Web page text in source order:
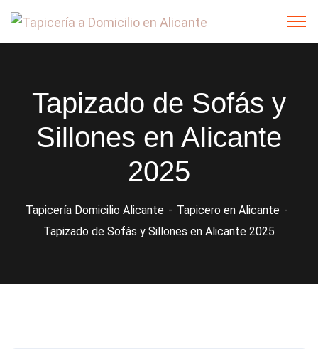
Tapizado de Sofás y
Sillones en Alicante
2025
Tapicería Domicilio Alicante
Tapicero en Alicante
Tapizado de Sofás y Sillones en Alicante 2025